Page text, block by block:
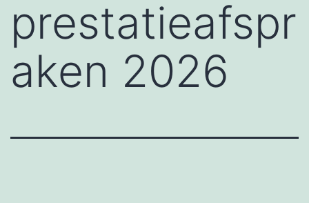
prestatieafspr
aken 2026